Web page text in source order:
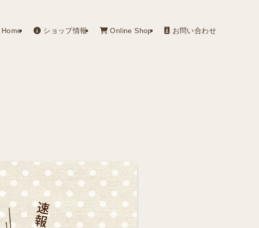
Home ショップ情報 Online Shop お問い合わせ